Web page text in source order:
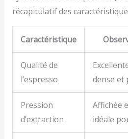
récapitulatif des
Caractéristique
Qualité de
l’espresso
dense et
Pression
d’extraction
Affichée
idéale